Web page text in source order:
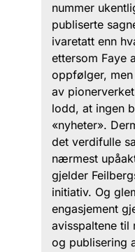
nummer
publiserte
ivaretatt enn
ettersom Faye
oppfølger,
av
lodd, at ingen
«nyheter».
det verdifulle
nærmest
gjelder
initiativ. Og
engasjement
avisspaltene til
og publisering